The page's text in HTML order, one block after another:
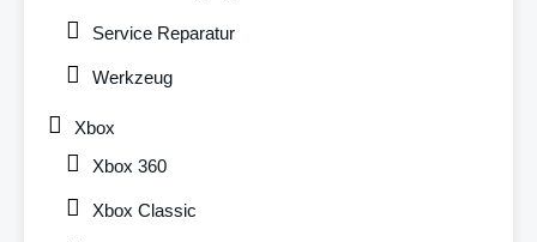
Service Reparatur
Werkzeug
Xbox
Xbox 360
Xbox Classic